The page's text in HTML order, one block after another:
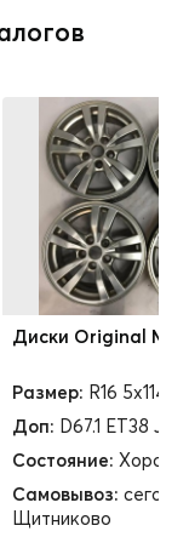
Диски Original
Размер: R16 5x114,3
Доп: D67.1 ET38 J6.5
Состояние:
Самовывоз:
Щитниково